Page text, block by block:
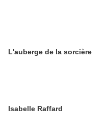
L'auberge de la sorcière
Isabelle Raffard